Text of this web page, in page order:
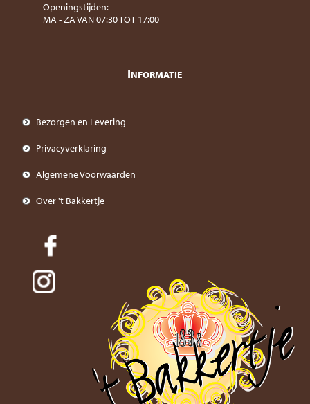
Openingstijden:
MA - ZA VAN 07:30 TOT 17:00
INFORMATIE
Bezorgen en Levering
Privacyverklaring
Algemene Voorwaarden
Over 't Bakkertje